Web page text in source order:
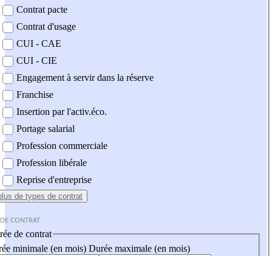
Contrat pacte
Contrat d'usage
CUI - CAE
CUI - CIE
Engagement à servir dans la réserve
Franchise
Insertion par l'activ.éco.
Portage salarial
Profession commerciale
Profession libérale
Reprise d'entreprise
de types de contrat
CONTRAT
de contrat
minimale (en mois) Durée maximale (en mois)